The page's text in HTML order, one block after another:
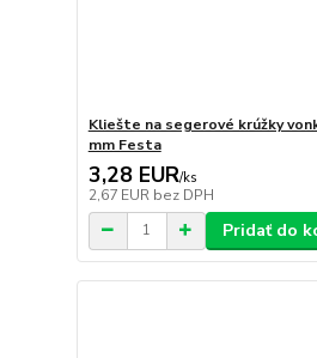
Kliešte na segerové krúžky
mm Festa
3,28 EUR/ks
2,67 EUR bez DPH
Pridať do